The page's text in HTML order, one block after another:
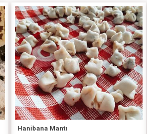
Hanibana Mantı